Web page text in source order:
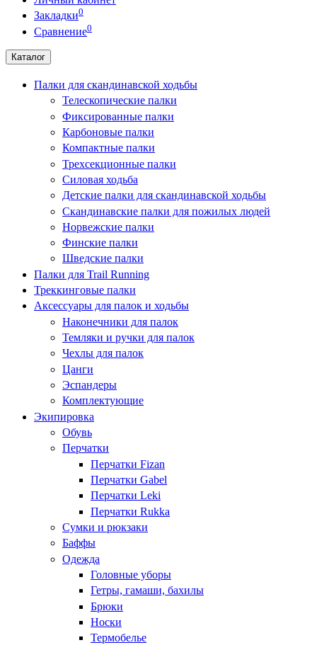
Закладки0
Сравнение0
Каталог
Палки для скандинавской ходьбы
Телескопические палки
Фиксированные палки
Карбоновые палки
Компактные палки
Трехсекционные палки
Силовая ходьба
Детские палки для скандинавской ходьбы
Скандинавские палки для пожилых людей
Норвежские палки
Финские палки
Шведские палки
Палки для Trail Running
Треккинговые палки
Аксессуары для палок и ходьбы
Наконечники для палок
Темляки и ручки для палок
Чехлы для палок
Цанги
Эспандеры
Комплектующие
Экипировка
Обувь
Перчатки
Перчатки Fizan
Перчатки Gabel
Перчатки Leki
Перчатки Rukka
Сумки и рюкзаки
Баффы
Одежда
Головные уборы
Гетры, гамаши, бахилы
Брюки
Носки
Термобелье